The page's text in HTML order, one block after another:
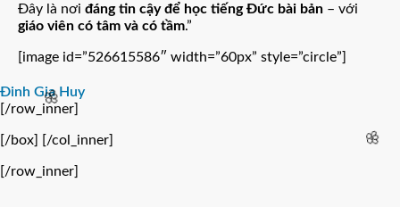
🌸
Đây là nơi đáng tin cậy để học tiếng Đức bài bản – với
giáo viên có tâm và có tầm.”
[image id=”526615586″ width=”60px” style=”circle”]
Đinh Gia Huy
[/row_inner]
[/box] [/col_inner]
[/row_inner]